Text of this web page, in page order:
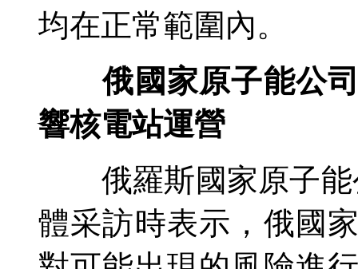
均在正常範圍內。
俄國家原子能公
響核電站運營
俄羅斯國家原子能
體采訪時表示，俄國